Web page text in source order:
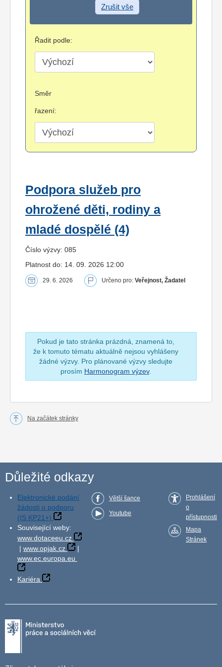
Zrušit vše
Řadit podle:
Směr
řazení:
Podpora služeb pro
ohrožené děti, rodiny a
mladé dospělé (4)
Číslo výzvy: 085
Platnost do: 14. 09. 2026 12:00
29. 6. 2026 Určeno pro: Veřejnost, Žadatel
Pokud je tato stránka prázdná, znamená to,
že k tomuto tématu aktuálně nejsou vyhlášeny
žádné výzvy. Pro plánované výzvy sledujte
prosím Harmonogram výzev.
Na začátek stránky
Důležité odkazy
Elektronické podání
žádosti o podporu
(IS KP21+)
Související weby:
www.dotaceeu.cz
| www.opjak.cz
|
www.ec.europa.eu
Kariéra
Větší šance
Youtube
Prohlášení
o
přístupnosti
Mapa
Stránek